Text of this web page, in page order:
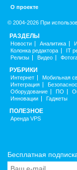
О проекте
© 2004-2026 При
РАЗДЕЛЫ
Новости Аналитика
Колонка редактора
IT
Релизы
Видео
РУБРИКИ
Интернет Мобильная
Интеграция
Оборудование
ПО
Инновации
Гаджеты
ПОЛЕЗНОЕ
Аренда VPS
Бесплатная